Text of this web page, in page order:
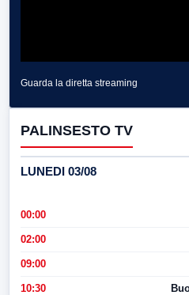
Guarda la diretta streaming
PALINSESTO TV
LUNEDI 03/08
00:00
02:00
09:00
10:30